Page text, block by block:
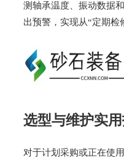
测轴承温度、振动数据
出预警，实现从“定期检
选型与维护实
对于计划采购或正在使